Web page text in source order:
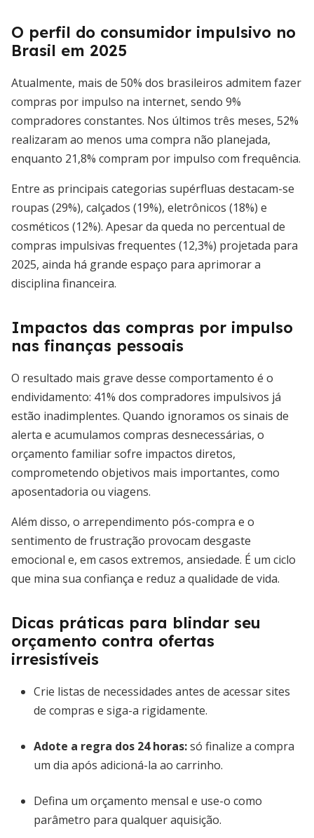
O perfil do consumidor impulsivo no
Brasil em 2025
Atualmente, mais de 50% dos brasileiros admitem fazer
compras por impulso na internet, sendo 9%
compradores constantes. Nos últimos três meses, 52%
realizaram ao menos uma compra não planejada,
enquanto 21,8% compram por impulso com frequência.
Entre as principais categorias supérfluas destacam-se
roupas (29%), calçados (19%), eletrônicos (18%) e
cosméticos (12%). Apesar da queda no percentual de
compras impulsivas frequentes (12,3%) projetada para
2025, ainda há grande espaço para aprimorar a
disciplina financeira.
Impactos das compras por impulso
nas finanças pessoais
O resultado mais grave desse comportamento é o
endividamento: 41% dos compradores impulsivos já
estão inadimplentes. Quando ignoramos os sinais de
alerta e acumulamos compras desnecessárias, o
orçamento familiar sofre impactos diretos,
comprometendo objetivos mais importantes, como
aposentadoria ou viagens.
Além disso, o arrependimento pós-compra e o
sentimento de frustração provocam desgaste
emocional e, em casos extremos, ansiedade. É um ciclo
que mina sua confiança e reduz a qualidade de vida.
Dicas práticas para blindar seu
orçamento contra ofertas
irresistíveis
Crie listas de necessidades antes de acessar sites
de compras e siga-a rigidamente.
Adote a regra dos 24 horas:só finalize a compra
um dia após adicioná-la ao carrinho.
Defina um orçamento mensal e use-o como
parâmetro para qualquer aquisição.